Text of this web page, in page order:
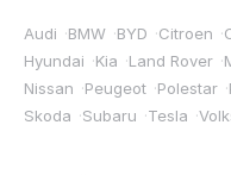
Audi ·BMW ·BYD ·Citroen ·
Hyundai ·Kia ·Land Rover ·
Nissan ·Peugeot ·Polestar ·
Skoda ·Subaru ·Tesla ·